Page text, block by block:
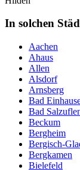
In solchen
Aachen
Ahaus
Allen
Alsdorf
Arnsberg
Bad
Bad
Beckum
Bergheim
Bergisch-
Bergkamen
Bielefeld